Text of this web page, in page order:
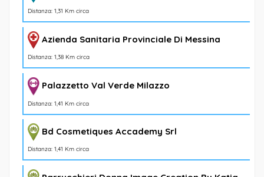
Distanza: 1,31 Km circa
Azienda Sanitaria Provinciale Di Messina
Distanza: 1,38 Km circa
Palazzetto Val Verde Milazzo
Distanza: 1,41 Km circa
Bd Cosmetiques Accademy Srl
Distanza: 1,41 Km circa